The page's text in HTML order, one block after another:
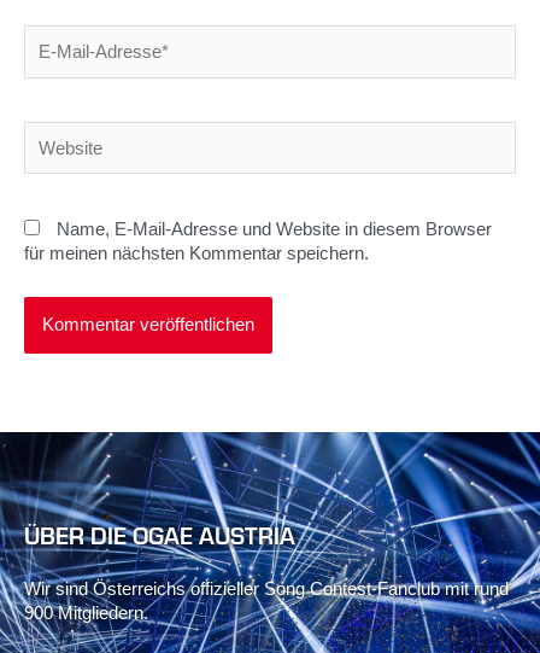
Mail-
Adresse*
Name, E-Mail-Adresse und Website in diesem Browser
für meinen nächsten Kommentar speichern.
ÜBER DIE OGAE AUSTRIA
Wir sind Österreichs offizieller Song Contest-Fanclub mit rund
900 Mitgliedern.